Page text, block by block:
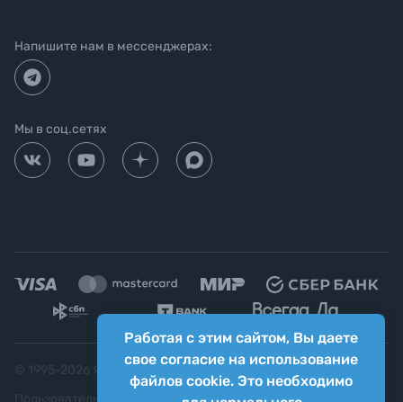
Работая с этим сайтом, Вы даете
свое согласие на использование
файлов cookie. Это необходимо
Напишите нам в мессенджерах:
Мы в соц.сетях
Яркий фотомаркет ("Яркий Мир")
Пользовательское соглашение